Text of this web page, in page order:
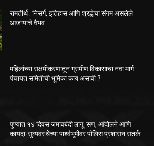
रामतीर्थ : निसर्ग, इतिहास आणि श्रद्धेचा संगम असलेले
आजऱ्याचे वैभव
महिलांच्या सक्षमीकरणातून ग्रामीण विकासाचा नवा मार्ग :
पंचायत समितीची भूमिका काय असावी ?
पुण्यात १४ दिवस जमावबंदी लागू; सण, आंदोलने आणि
कायदा-सुव्यवस्थेच्या पार्श्वभूमीवर पोलिस प्रशासन सतर्क